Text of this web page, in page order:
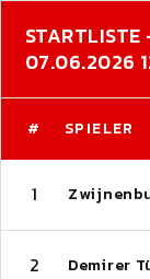
STARTLISTE
07.06.2026
# SPIELER
1
2 Demirer